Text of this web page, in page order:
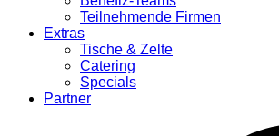
Teilnehmende Firmen
Extras
Tische & Zelte
Catering
Specials
Partner